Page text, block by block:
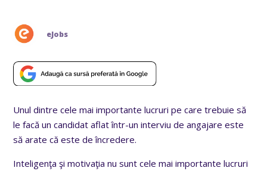
eJobs
Unul dintre cele mai importante lucruri pe care trebuie să
le facă un candidat aflat într-un interviu de angajare este
să arate că este de încredere.
Inteligenţa şi motivaţia nu sunt cele mai importante lucruri